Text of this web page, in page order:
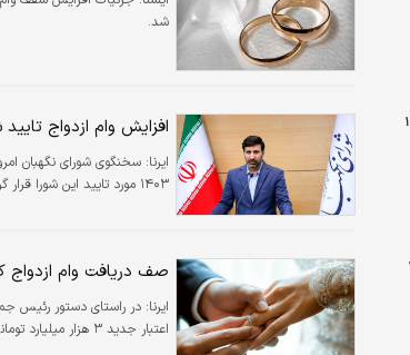
شد.
افزایش وام ازدواج
ایرنا: سخنگوی شورای نگهبان
۱۴۰۳ مورد تایید این شورا قرار گرفت.
صف دریافت وام ازدواج
ایرنا: در راستای دستور رئیس
اعتبار جدید ۳ هزار میلیارد تومانی تسهیلات قرض الحسنه ازدواج برای دو ماه پایانی سال خبر داد.